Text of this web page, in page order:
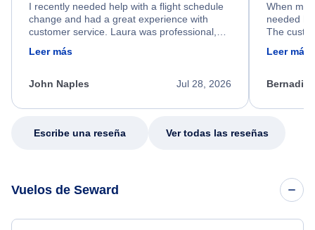
I recently needed help with a flight schedule
change and had a great experience with
customer service. Laura was professional,
friendly, and very helpful throughout the
process. She quickly found a solution and
appreciate her excellent service.
Leer más
Jul 28, 2026
John Naples
When my
needed
The
calm,
my issue.
Leer más
Escribe una reseña Ver todas las reseñas
Vuelos de Seward